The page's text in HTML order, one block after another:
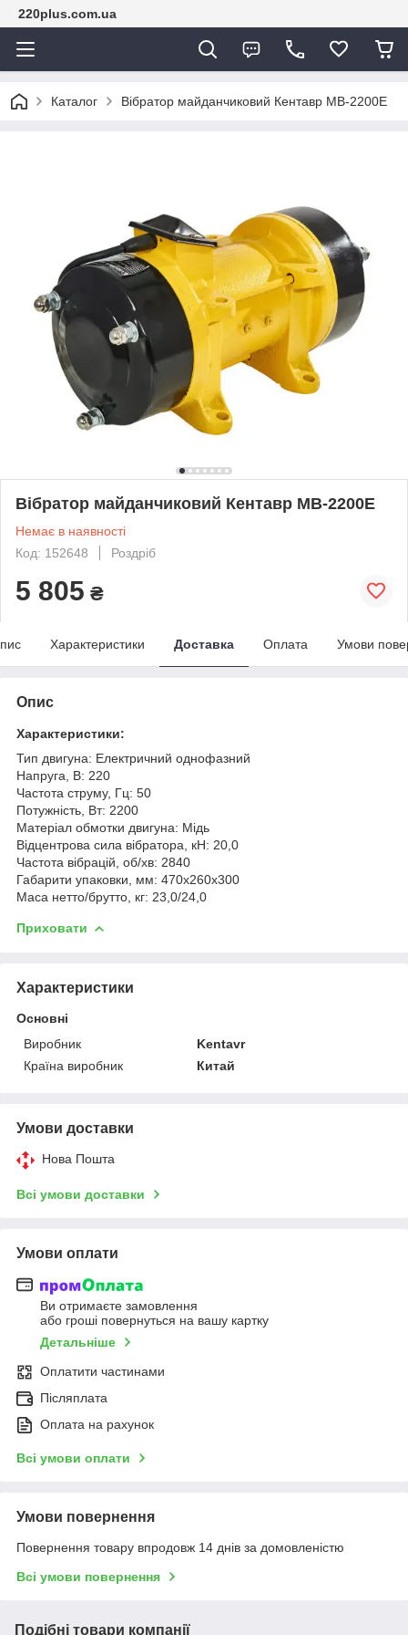
220plus.com.ua
Каталог Вібратор майданчиковий Кентавр МВ-2200Е
Вібратор майданчиковий Кентавр МВ-2200Е
Немає в наявності
Код: 152648
Роздріб
5 805 ₴
Характеристики Доставка Оплата Умови
Опис
Характеристики:
Тип двигуна: Електричний однофазний
Напруга, В: 220
Частота струму, Гц: 50
Потужність, Вт: 2200
Матеріал обмотки двигуна: Мідь
Відцентрова сила вібратора, кН: 20,0
Частота вібрацій, об/хв: 2840
Габарити упаковки, мм: 470х260х300
Маса нетто/брутто, кг: 23,0/24,0
Приховати
Характеристики
Основні
Виробник
Kentavr
Країна виробник
Китай
Умови доставки
Нова Пошта
Всі умови доставки
Умови оплати
Ви отримаєте замовлення
або гроші повернуться на вашу картку
Детальніше
Оплатити частинами
Післяплата
Оплата на рахунок
Всі умови оплати
Умови повернення
Повернення товару впродовж 14 днів за домовленістю
Всі умови повернення
Подібні товари компанії